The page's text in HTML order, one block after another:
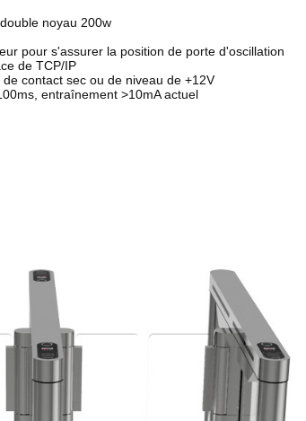
noyau 200w
pour s'assurer la position de porte d'oscillation
de TCP/IP
contact sec ou de niveau de +12V
entraînement >10mA actuel